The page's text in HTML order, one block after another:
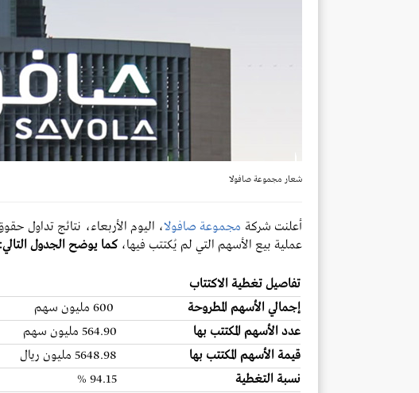
شعار مجموعة صافولا
أعلنت شركة مجموعة صافولا، اليوم الأربعاء، نتائج تداول
عملية بيع الأسهم التي لم يُكتتب فيها، كما يوضح الجدول التالي:
تفاصيل تغطية الاكتتاب
إجمالي الأسهم المطروحة
عدد الأسهم المكتتب بها
564.90 مليون سهم
قيمة الأسهم المكتتب بها
5648.98 مليون ريال
نسبة التغطية
94.15 %